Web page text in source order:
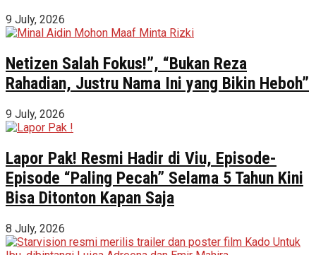
9 July, 2026
Netizen Salah Fokus!”, “Bukan Reza
Rahadian, Justru Nama Ini yang Bikin Heboh”
9 July, 2026
Lapor Pak! Resmi Hadir di Viu, Episode-
Episode “Paling Pecah” Selama 5 Tahun Kini
Bisa Ditonton Kapan Saja
8 July, 2026